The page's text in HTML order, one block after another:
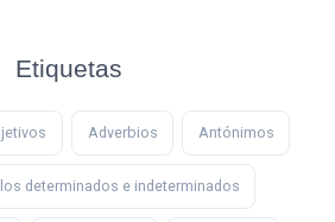
Etiquetas
Adverbios Antónimos
determinados e indeterminados